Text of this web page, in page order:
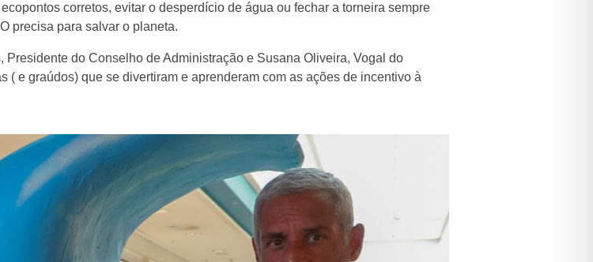
corretos, evitar o desperdício de água ou fechar a torneira sempre
precisa para salvar o planeta.
do Conselho de Administração e Susana Oliveira, Vogal do
e graúdos) que se divertiram e aprenderam com as ações de incentivo à